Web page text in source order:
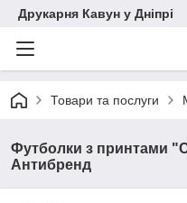
Друкарня Кавун у Дніпрі
Товари та послуги
Футболки з принтами
Антибренд